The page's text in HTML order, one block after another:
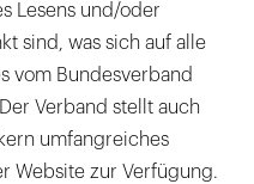
Lesens und/oder
sind, was sich auf alle
vom Bundesverband
Verband stellt auch
umfangreiches
Website zur Verfügung.